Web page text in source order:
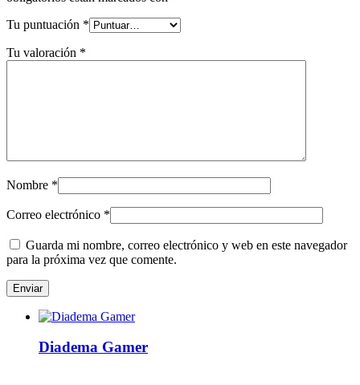
Tu puntuación *
Tu valoración *
Nombre *
Correo electrónico *
Guarda mi nombre, correo electrónico y web en este navegador
para la próxima vez que comente.
Diadema Gamer